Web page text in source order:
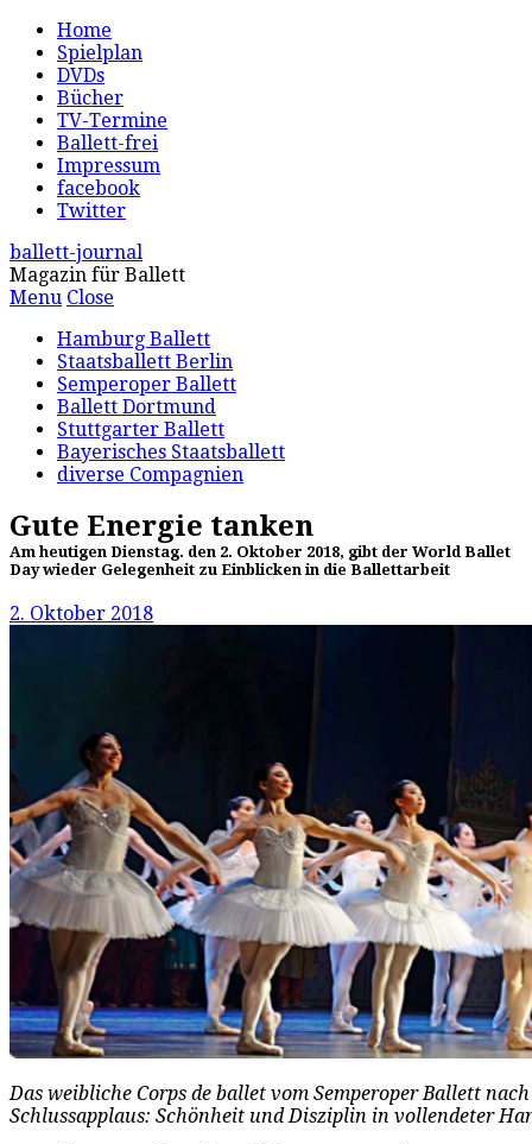
Home
Spielplan
DVDs
Bücher
TV-Termine
Ballett-frei
Impressum
facebook
Twitter
ballett-journal
Magazin für Ballett
Menu Close
Hamburg Ballett
Staatsballett Berlin
Semperoper Ballett
Ballett Dortmund
Stuttgarter Ballett
Bayerisches Staatsballett
diverse Compagnien
Gute Energie tanken
Am heutigen Dienstag. den 2. Oktober 2018, gibt der World Ballet
Day wieder Gelegenheit zu Einblicken in die Ballettarbeit
2. Oktober 2018
Das weibliche Corps de ballet vom Semperoper Ballett
Schlussapplaus: Schönheit und Disziplin in vollendeter